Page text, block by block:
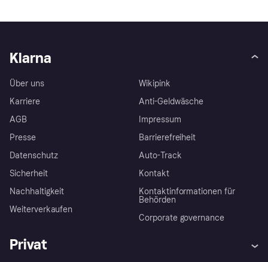
Klarna
Über uns
Karriere
AGB
Presse
Datenschutz
Sicherheit
Nachhaltigkeit
Weiterverkaufen
Wikipink
Anti-Geldwäsche
Impressum
Barrierefreiheit
Auto-Track
Kontakt
Kontaktinformationen für
Behörden
Corporate governance
Privat